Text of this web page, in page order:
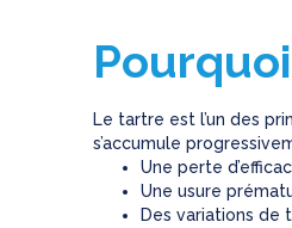
Le tartre est l’un des
s’accumule
Une perte
Une usure
Des variations de